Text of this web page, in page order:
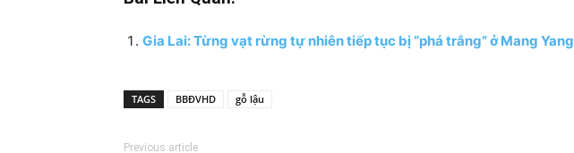
Gia Lai: Từng vạt rừng tự nhiên tiếp tục bị “phá trắng” ở Mang Yang
TAGS BBĐVHD gỗ lậu
Previous article